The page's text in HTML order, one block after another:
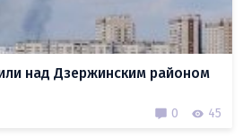
над Дзержинским районом
0 45